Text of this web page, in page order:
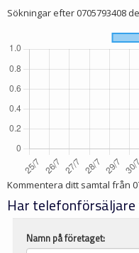
Sökningar efter 0705793408
Kommentera ditt samtal från
Har
Namn på företaget: